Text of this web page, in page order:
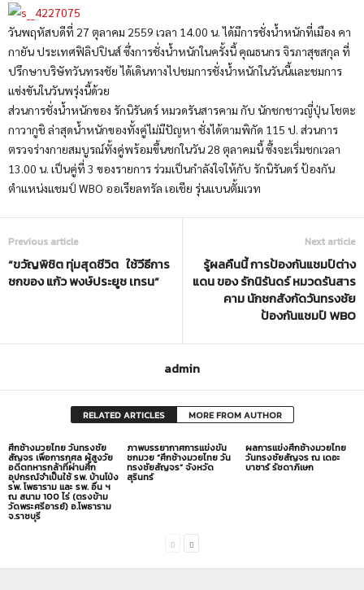
วันพฤหัสบดีที่ 27 ตุลาคม 2559 เวลา 14.00 น. ได้มีการชั่งน้ำหนักที่เมือง คา
กายัน ประเทศฟิลิปปินส์ ซึ่งการชั่งน้ำหนักในครั้งนี้ คุณธนกร จิรภาสุขสกุล ที่
ปรึกษาบริษัทวันทรงชัย ได้เดินทางไปชมการชั่งน้ำหนักในวันนี้และชมการ
แข่งขันในวันพรุ่งนี้ด้วย
ส่วนการชั่งน้ำหนักของ รักนิรันดร์ หมวดรันสารคาม กับ นักชกชาวญี่ปุ่น โชตะ
กาวากูชิ ล่าสุดน้ำหนักของทั้งคู่ไม่มีปัญหา ชั่งได้ตามพิกัด 115 ป. ส่วนการ
ตรวจร่างกายสมบูรณ์ทั้งคู่พร้อมขึ้นชกในวัน 28 ตุลาคมนี้ ซึ้งจะเริ่มชกเวลา
13.00 น. เป็นคู่ที่ 3 ของรายการ ร่วมเป็นกำลังใจให้กับ รักนิรันดร์ ป้องกัน
ตำแหน่งแชมป์ WBO ออเรียลทรัล เอเชีย รุ่นแบนตั้มเวท
Previous article
“ขวัญพิชิต ทุ่มสุดชีวิต ใช้วีธีการ
ชกของ แก้ว พงษ์ประยูช เทรน”
Next article
รู้ผลคืนนี้ การป้องกันแชมป์ต่าง
แดน ของ รักนิรันดร์ หมวดรันสาร
คาม นักชกสังกัดวันทรงชัย
ป้องกันแชมป์ WBO
admin
RELATED ARTICLES MORE FROM AUTHOR
ศึกช้างมวยไทย วันทรงชัย
สัญจร เพื่อการกุศล ผู้สูงวัย
อดีตทหารกล้าที่ผ่านศึก
อุปกรณ์จำเป็นใช้ รพ. บ้านโป่ง
รพ. โพธาราม และ รพ. อื่น ฯ
ณ สนาม 100 ไร่ (ตรงข้าม
วัดพระศรีอารย์) อ.โพธาราม
จ.ราชบุรี
ภาพบรรยากาศการแข่งขัน
ชกมวย “ศึกช้างมวยไทย วัน
ทรงชัยสัญจร” จังหวัด
สุรินทร์
ผลการแข่งศึกช้างมวยไทย
วันทรงชัยสัญจร ณ เดอะ
บาซาร์ รัชดาภิเษก